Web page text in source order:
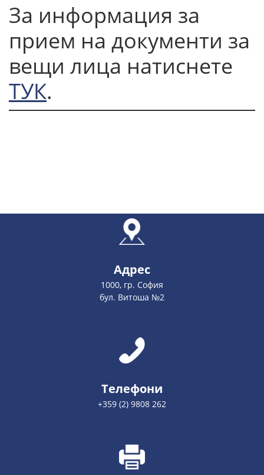
За информация за
прием на документи за
вещи лица натиснете
ТУК.
Адрес
1000, гр. София
бул. Витоша №2
Телефони
+359 (2) 9808 262